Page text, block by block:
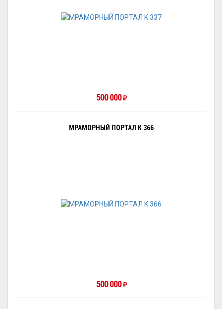
500 000₽
МРАМОРНЫЙ ПОРТАЛ K 366
500 000₽